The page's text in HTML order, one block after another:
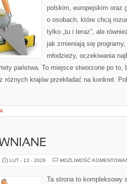
polskim, europejskim oraz
o osobach, które chcą
tylko „tu i teraz”, ale
jak zmieniają się
młodzieży, oczekiwania
państwa. To miejsce stworzone po to,
różnych krajów przekładać na konkret.
LUT - 13 - 2026 MOŻLIWOŚĆ
Ta strona to kompleksowy